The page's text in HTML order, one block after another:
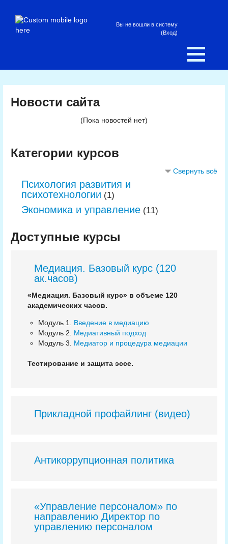
Вы не вошли в систему
(Вход)
Новости сайта
(Пока новостей нет)
Категории курсов
Свернуть всё
Психология развития и
психотехнологии (1)
Экономика и управление (11)
Доступные курсы
Медиация. Базовый курс (120
ак.часов)
«Медиация. Базовый курс» в объеме 120
академических часов.
Модуль 1. Введение в медиацию
Модуль 2. Медиативный подход
Модуль 3. Медиатор и процедура медиации
Тестирование и защита эссе.
Прикладной профайлинг (видео)
Антикоррупционная политика
«Управление персоналом» по
направлению Директор по
управлению персоналом